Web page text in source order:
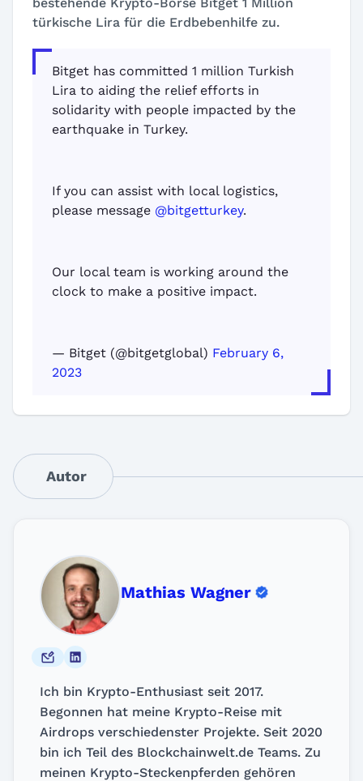
türkische Lira für die Erdbebenhilfe zu.
Bitget has committed 1 million Turkish
Lira to aiding the relief efforts in
solidarity with people impacted by the
earthquake in Turkey.
If you can assist with local logistics,
please message @bitgetturkey.
Our local team is working around the
clock to make a positive impact.
— Bitget (@bitgetglobal) February 6,
2023
Autor
Mathias Wagner
Ich bin Krypto-Enthusiast seit 2017.
Begonnen hat meine Krypto-Reise mit
Airdrops verschiedenster Projekte. Seit 2020
bin ich Teil des Blockchainwelt.de Teams. Zu
meinen Krypto-Steckenpferden gehören